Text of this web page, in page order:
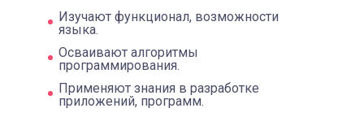
Изучают функционал, возможности
языка.
Осваивают алгоритмы
программирования.
Применяют знания в разработке
приложений, программ.